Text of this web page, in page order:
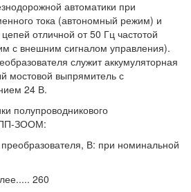
автоматики при
тока (автономный режим) и
отличной от 50 Гц частотой
с внешним сигналом управления).
служит аккумуляторная
мостовой выпрямитель с
24 В.
полупроводникового
ПП-ЗООМ:
В: при номинальной
260